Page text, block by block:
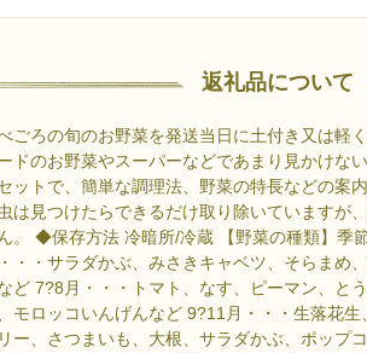
返礼品について
ごろの旬のお野菜を発送当日に土付き又は軽
ドのお野菜やスーパーなどであまり見かけな
ットで、簡単な調理法、野菜の特長などの案
は見つけたらできるだけ取り除いていますが
。 ◆保存方法 冷暗所/冷蔵 【野菜の種類】季
・・サラダかぶ、みさきキャベツ、そらまめ
ど 7?8月・・・トマト、なす、ピーマン、と
モロッコいんげんなど 9?11月・・・生落花
ー、さつまいも、大根、サラダかぶ、ポップ